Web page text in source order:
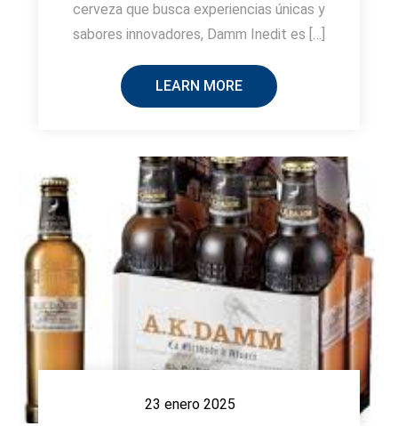
cerveza que busca experiencias únicas y
sabores innovadores, Damm Inedit es […]
LEARN MORE
23 enero 2025